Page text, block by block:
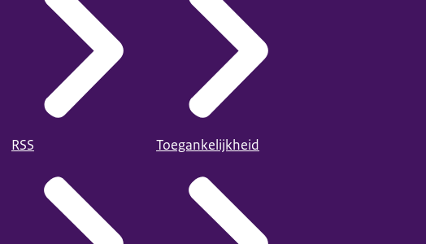
RSS Toegankelijkheid